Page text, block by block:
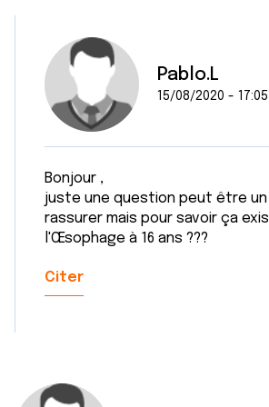
Pablo.L
15/08/2020 - 17:05
Bonjour ,
juste une question peut être un
rassurer mais pour savoir ça
l'Œsophage à 16 ans ???
Citer